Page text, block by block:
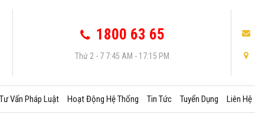
1800 63 65
Thứ 2 - 7 7:45 AM - 17:15 PM
Tư Vấn Pháp Luật Hoạt Động Hệ Thống Tin Tức Tuyển Dụng Liên Hệ